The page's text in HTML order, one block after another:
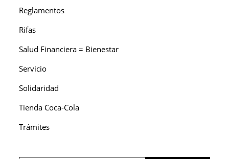
Reglamentos
Rifas
Salud Financiera = Bienestar
Servicio
Solidaridad
Tienda Coca-Cola
Trámites